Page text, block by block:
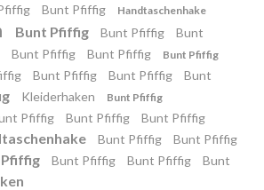
Bunt Pfiffig Handtaschenhake
Bunt Pfiffig Bunt Pfiffig
Bunt
Bunt Pfiffig Bunt Pfiffig
Bunt Pfiffig
Bunt Pfiffig Bunt Pfiffig
Bunt
Kleiderhaken Bunt Pfiffig
Pfiffig Bunt Pfiffig
Bunt Pfiffig
Bunt Pfiffig
Bunt Pfiffig
Bunt Pfiffig Bunt Pfiffig
Bunt